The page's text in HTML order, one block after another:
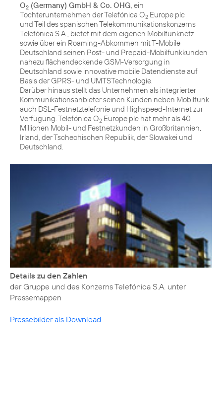
O2 (Germany) GmbH & Co. OHG, ein
Tochterunternehmen der Telefónica O2 Europe plc
und Teil des spanischen Telekommunikationskonzerns
Telefónica S.A., bietet mit dem eigenen Mobilfunknetz
sowie über ein Roaming-Abkommen mit T-Mobile
Deutschland seinen Post- und Prepaid-Mobilfunkkunden
nahezu flächendeckende GSM-Versorgung in
Deutschland sowie innovative mobile Datendienste auf
Basis der GPRS- und UMTSTechnologie.
Darüber hinaus stellt das Unternehmen als integrierter
Kommunikationsanbieter seinen Kunden neben Mobilfunk
auch DSL-Festnetztelefonie und Highspeed-Internet zur
Verfügung. Telefónica O2 Europe plc hat mehr als 40
Millionen Mobil- und Festnetzkunden in Großbritannien,
Irland, der Tschechischen Republik, der Slowakei und
Deutschland.
Details zu den Zahlen
der Gruppe und des Konzerns Telefónica S.A. unter
Pressemappen
Pressebilder als Download